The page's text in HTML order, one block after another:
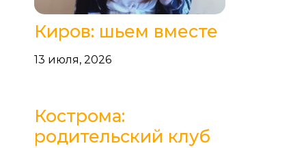
Киров: шьем вместе
13 июля, 2026
Кострома:
родительский клуб